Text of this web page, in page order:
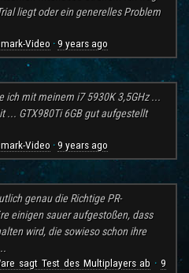
liegt oder ein generelles Problem
Video · 9 years ago
ich mit meinem i7 5930K 3,5GHz ...
... GTX980Ti 6GB gut aufgestellt
Video · 9 years ago
genau die Richtige PR-
einigen sauer aufgestoßen, dass
wird, die sowieso schon ihre
sagt Test des Multiplayers ab ·9